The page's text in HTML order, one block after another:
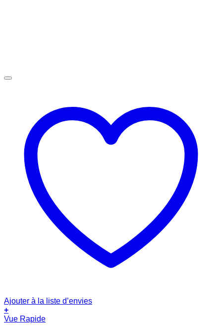
Ajouter à la liste d’envies
+
Vue Rapide